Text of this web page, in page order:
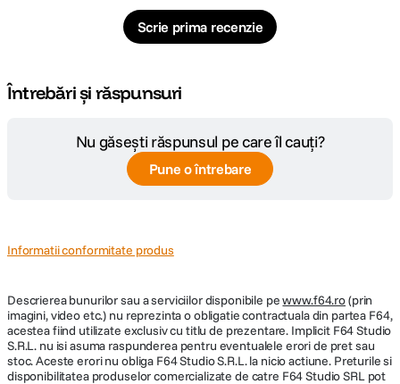
Scrie prima recenzie
Întrebări și răspunsuri
Nu găsești răspunsul pe care îl cauți?
Pune o întrebare
Informatii conformitate produs
Descrierea bunurilor sau a serviciilor disponibile pewww.f64.ro(prin
imagini, video etc.) nu reprezinta o obligatie contractuala din partea F64,
acestea fiind utilizate exclusiv cu titlu de prezentare. Implicit F64 Studio
S.R.L. nu isi asuma raspunderea pentru eventualele erori de pret sau
stoc. Aceste erori nu obliga F64 Studio S.R.L. la nicio actiune. Preturile si
disponibilitatea produselor comercializate de catre F64 Studio SRL pot